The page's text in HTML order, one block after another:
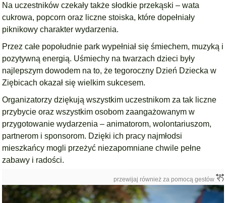
Na uczestników czekały także słodkie przekąski – wata
cukrowa, popcorn oraz liczne stoiska, które dopełniały
piknikowy charakter wydarzenia.
Przez całe popołudnie park wypełniał się śmiechem, muzyką i
pozytywną energią. Uśmiechy na twarzach dzieci były
najlepszym dowodem na to, że tegoroczny Dzień Dziecka w
Ziębicach okazał się wielkim sukcesem.
Organizatorzy dziękują wszystkim uczestnikom za tak liczne
przybycie oraz wszystkim osobom zaangażowanym w
przygotowanie wydarzenia – animatorom, wolontariuszom,
partnerom i sponsorom. Dzięki ich pracy najmłodsi
mieszkańcy mogli przeżyć niezapomniane chwile pełne
zabawy i radości.
przewijaj również za pomocą gestów